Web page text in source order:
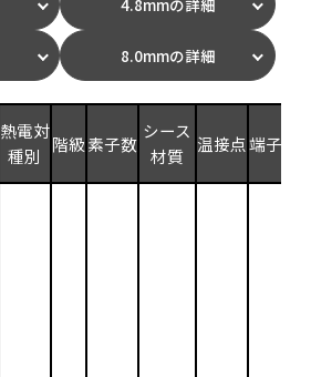
8.0mmの詳細
熱電対
種別
階級素子数
シース
材質
温接点端子